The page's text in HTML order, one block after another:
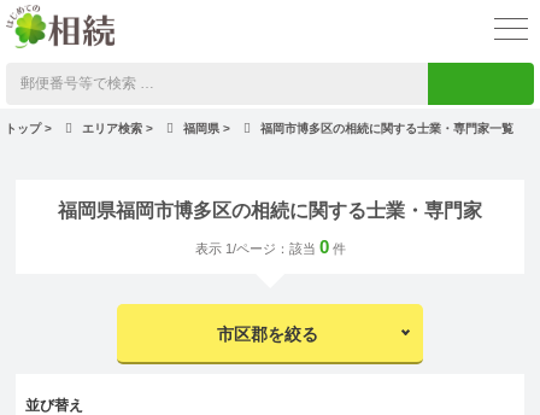
トップ> エリア検索 > 福岡県 > 福岡市博多区の相続に関する士業・専門家一覧
福岡県福岡市博多区の相続に関する士業・専門家
表示 1/ページ：該当 0 件
市区郡を絞る
並び替え